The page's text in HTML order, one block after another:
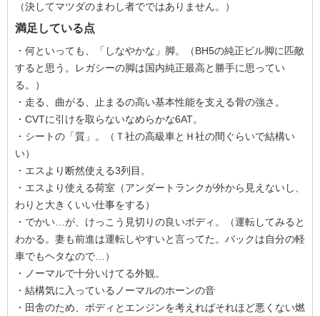
（決してマツダのまわし者でではありません。）
満足している点
・何といっても、「しなやかな」脚。（BH5の純正ビル脚に匹敵
すると思う。レガシーの脚は国内純正最高と勝手に思ってい
る。）
・走る、曲がる、止まるの高い基本性能を支える骨の強さ。
・CVTに引けを取らないなめらかな6AT。
・シートの「質」。（Ｔ社の高級車とＨ社の間ぐらいで結構い
い）
・エスより断然使える3列目。
・エスより使える荷室（アンダートランクが外から見えないし、
わりと大きくいい仕事をする）
・でかい…が、けっこう見切りの良いボディ。（運転してみると
わかる。妻も前進は運転しやすいと言ってた。バックは自分の軽
車でもヘタなので…）
・ノーマルで十分いけてる外観。
・結構気に入っているノーマルのホーンの音
・田舎のため、ボディとエンジンを考えればそれほど悪くない燃